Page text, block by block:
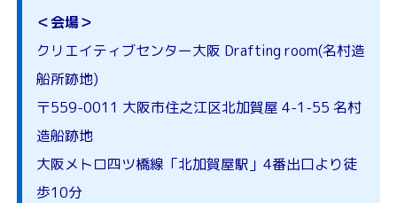
＜会場＞
クリエイティブセンター大阪 Drafting room(名村造
船所跡地)
〒559-0011 大阪市住之江区北加賀屋 4-1-55 名村
造船跡地
大阪メトロ四ツ橋線「北加賀屋駅」4番出口より徒
歩10分